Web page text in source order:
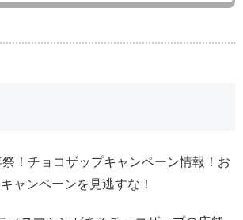
祭！チョコザップキャンペーン情報！お
ャンペーンを見逃すな！